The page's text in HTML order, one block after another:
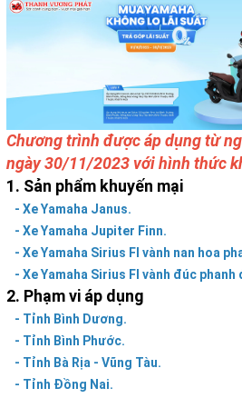
Chương trình được áp dụng từ
ngày 30/11/2023 với hình thức
1. Sản phẩm khuyến mại
- Xe Yamaha Janus.
- Xe Yamaha Jupiter Finn.
- Xe Yamaha Sirius FI vành nan hoa
- Xe Yamaha Sirius FI vành đúc phanh
2. Phạm vi áp dụng
- Tỉnh Bình Dương.
- Tỉnh Bình Phước.
- Tỉnh Bà Rịa - Vũng Tàu.
- Tỉnh Đồng Nai.